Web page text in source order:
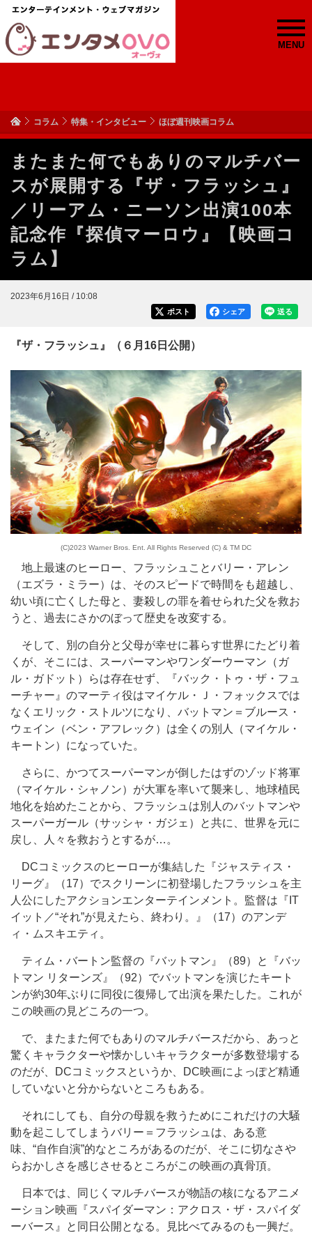
MENU
コラム 特集・インタビュー ほぼ週刊映画コラム
またまた何でもありのマルチバー
スが展開する『ザ・フラッシュ』
／リーアム・ニーソン出演100本
記念作『探偵マーロウ』【映画コ
ラム】
2023年6月16日 / 10:08
送る
シェア
ポスト
『ザ・フラッシュ』（６月16日公開）
(C)2023 Warner Bros. Ent. All Rights Reserved (C) & TM DC
地上最速のヒーロー、フラッシュことバリー・アレン
（エズラ・ミラー）は、そのスピードで時間をも超越し、
幼い頃に亡くした母と、妻殺しの罪を着せられた父を救お
うと、過去にさかのぼって歴史を改変する。
そして、別の自分と父母が幸せに暮らす世界にたどり着
くが、そこには、スーパーマンやワンダーウーマン（ガ
ル・ガドット）らは存在せず、『バック・トゥ・ザ・フュ
ーチャー』のマーティ役はマイケル・Ｊ・フォックスでは
なくエリック・ストルツになり、バットマン＝ブルース・
ウェイン（ベン・アフレック）は全くの別人（マイケル・
キートン）になっていた。
さらに、かつてスーパーマンが倒したはずのゾッド将軍
（マイケル・シャノン）が大軍を率いて襲来し、地球植民
地化を始めたことから、フラッシュは別人のバットマンや
スーパーガール（サッシャ・ガジェ）と共に、世界を元に
戻し、人々を救おうとするが…。
DCコミックスのヒーローが集結した『ジャスティス・
リーグ』（17）でスクリーンに初登場したフラッシュを主
人公にしたアクションエンターテインメント。監督は『IT
イット／“それ”が見えたら、終わり。』（17）のアンデ
ィ・ムスキエティ。
ティム・バートン監督の『バットマン』（89）と『バッ
トマン リターンズ』（92）でバットマンを演じたキート
ンが約30年ぶりに同役に復帰して出演を果たした。これが
この映画の見どころの一つ。
で、またまた何でもありのマルチバースだから、あっと
驚くキャラクターや懐かしいキャラクターが多数登場する
のだが、DCコミックスというか、DC映画によっぽど精通
していないと分からないところもある。
それにしても、自分の母親を救うためにこれだけの大騒
動を起こしてしまうバリー＝フラッシュは、ある意
味、“自作自演”的なところがあるのだが、そこに切なさや
らおかしさを感じさせるところがこの映画の真骨頂。
日本では、同じくマルチバースが物語の核になるアニメ
ーション映画『スパイダーマン：アクロス・ザ・スパイダ
ーバース』と同日公開となる。見比べてみるのも一興だ。